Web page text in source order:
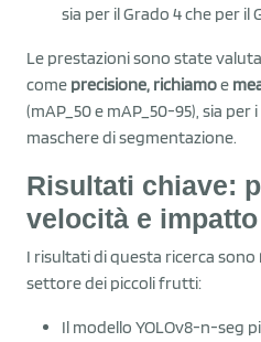
sia per il Grado 4 che per il
Le prestazioni sono state
come precisione, richiamoe
(mAP_50 e mAP_50-95), sia
maschere di segmentazione.
Risultati chiave:
velocità e
I risultati di questa ricerca sono
settore dei piccoli frutti:
Il modello YOLOv8-n-seg